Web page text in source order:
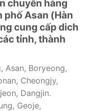
chuyển hàng
phố Asan (Hàn
cung cấp dich
tỉnh, thành
Asan, Boryeong,
Cheongjy,
Dangjin.
Geoje,